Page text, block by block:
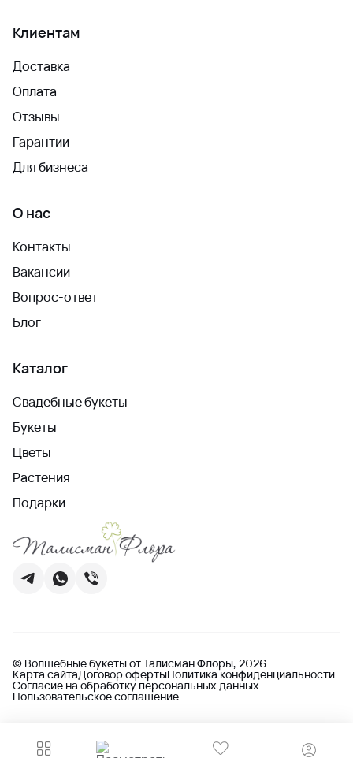
Клиентам
Доставка
Оплата
Отзывы
Гарантии
Для бизнеса
О нас
Контакты
Вакансии
Вопрос-ответ
Блог
Каталог
Свадебные букеты
Букеты
Цветы
Растения
Подарки
© Волшебные букеты от Талисман Флоры, 2026
Карта сайтаДоговор офертыПолитика конфиденциальности
Согласие на обработку персональных данных
Пользовательское соглашение